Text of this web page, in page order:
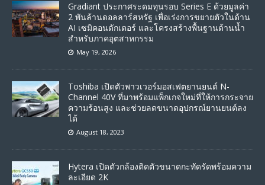
Gradiant ประกาศระดมทุนรอบ Series E ด้วยมูลค่า
2 พันล้านดอลลาร์สหรัฐ เพื่อเร่งการขยายตัวในด้าน
AI เซมิคอนดักเตอร์ และโครงสร้างพื้นฐานด้านน้ำ
สำหรับภาคอุตสาหกรรม
May 19, 2026
Toshiba เปิดตัวพาวเวอร์มอสเฟตยานยนต์ N-
Channel 40V ที่มาพร้อมแพ็กเกจใหม่ที่ให้การกระจาย
ความร้อนสูง และช่วยลดขนาดอุปกรณ์ยานยนต์ลง
ได้
August 18, 2023
Hytera เปิดตัวกล้องติดตัวขนาดกะทัดรัดพร้อมความ
ละเอียด 2K